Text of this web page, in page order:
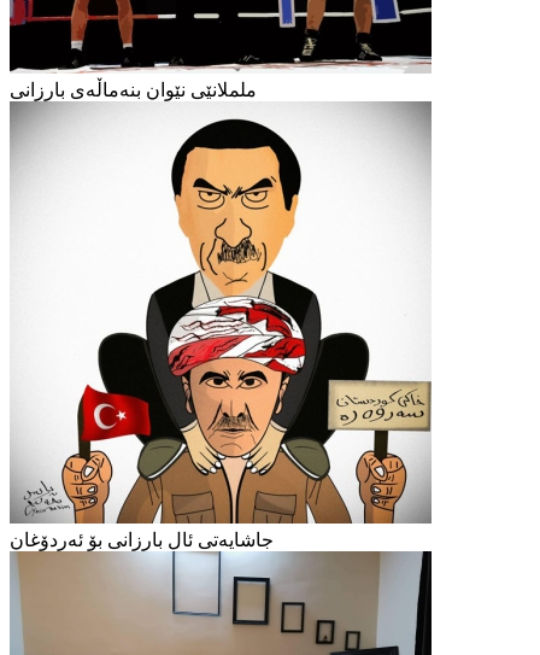
ململانێی نێوان بنەماڵەی بارزانی
جاشایەتی ئال بارزانی بۆ ئەردۆغان